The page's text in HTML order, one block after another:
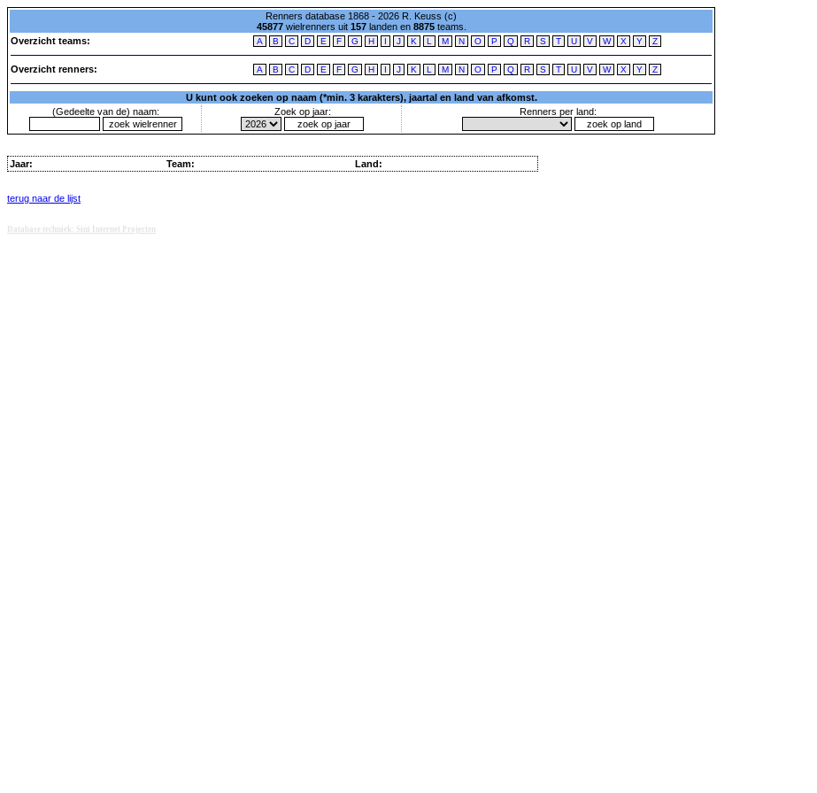
Renners database 1868 - 2026 R. Keuss (c)
45877wielrenners uit 157landen en 8875teams.
Overzicht teams:
A B C D E F G H I J K L M N O P Q R S T U V W X Y Z
Overzicht renners: A B C D E F G H I J K L M N O P Q R S T U V W X Y Z
U kunt ook zoeken op naam (*min. 3 karakters), jaartal en land van afkomst.
(Gedeelte van de) naam:
Zoek op jaar: Renners per land:
Jaar: Team: Land:
terug naar de lijst
Database techniek: Sini Internet Projecten